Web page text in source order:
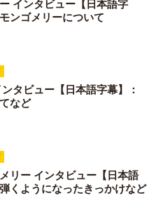
インタビュー【日本語字
ンゴメリーについて
タビュー【日本語字幕】：
など
リー インタビュー【日本語
くようになったきっかけなど